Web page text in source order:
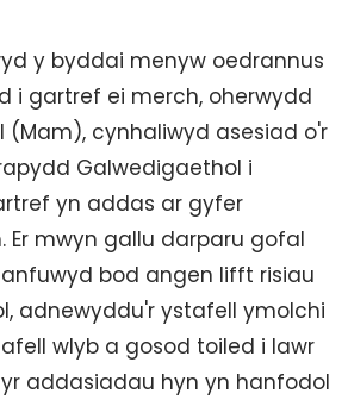
y byddai menyw oedrannus
i gartref ei merch, oherwydd
cynhaliwyd asesiad o'r
Galwedigaethol i
yn addas ar gyfer
Er mwyn gallu darparu gofal
bod angen lifft risiau
adnewyddu'r ystafell ymolchi
wlyb a gosod toiled i lawr
addasiadau hyn yn hanfodol